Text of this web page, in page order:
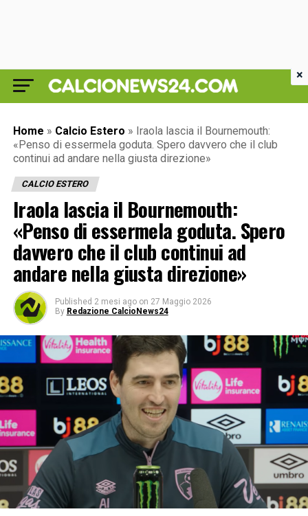
Home » Calcio Estero » Iraola lascia il Bournemouth:
«Penso di essermela goduta. Spero davvero che il club
continui ad andare nella giusta direzione»
CALCIO ESTERO
Iraola lascia il Bournemouth:
«Penso di essermela goduta. Spero
davvero che il club continui ad
andare nella giusta direzione»
Published 2 mesi ago on 27 Maggio 2026
By Redazione CalcioNews24
×